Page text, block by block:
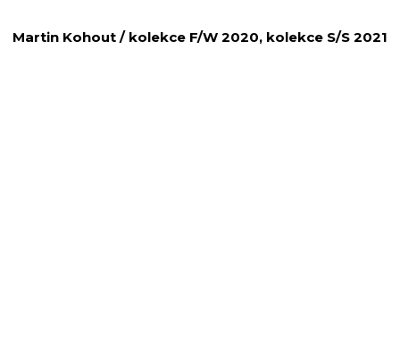
Martin Kohout / kolekce F/W 2020, kolekce S/S 2021